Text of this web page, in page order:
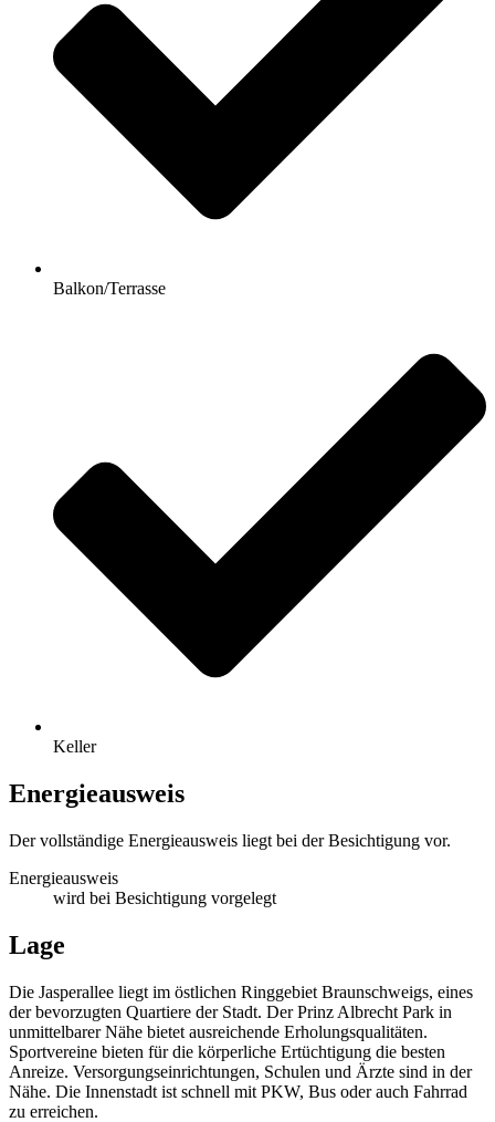
Balkon/Terrasse
Keller
Energieausweis
Der vollständige Energieausweis liegt bei der Besichtigung vor.
Energieausweis
wird bei Besichtigung vorgelegt
Lage
Die Jasperallee liegt im östlichen Ringgebiet Braunschweigs, eines
der bevorzugten Quartiere der Stadt. Der Prinz Albrecht Park in
unmittelbarer Nähe bietet ausreichende Erholungsqualitäten.
Sportvereine bieten für die körperliche Ertüchtigung die besten
Anreize. Versorgungseinrichtungen, Schulen und Ärzte sind in der
Nähe. Die Innenstadt ist schnell mit PKW, Bus oder auch Fahrrad
zu erreichen.